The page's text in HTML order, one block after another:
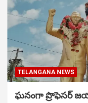
TELANGANA NEWS
ఘనంగా ప్రొఫెసర్